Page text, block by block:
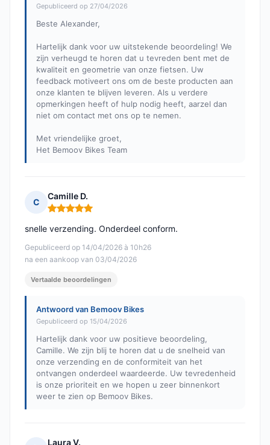
Gepubliceerd op 27/04/2026
Beste Alexander,
Hartelijk dank voor uw uitstekende beoordeling! We
zijn verheugd te horen dat u tevreden bent met de
kwaliteit en geometrie van onze fietsen. Uw
feedback motiveert ons om de beste producten aan
onze klanten te blijven leveren. Als u verdere
opmerkingen heeft of hulp nodig heeft, aarzel dan
niet om contact met ons op te nemen.
Met vriendelijke groet,
Het Bemoov Bikes Team
C
Camille D.
Opmerking: 5 van 5
Gepubliceerd op 14/04/2026 à 10h26
na een aankoop van 03/04/2026
snelle verzending. Onderdeel conform.
Vertaalde beoordelingen
Antwoord van Bemoov Bikes
Gepubliceerd op 15/04/2026
Hartelijk dank voor uw positieve beoordeling,
Camille. We zijn blij te horen dat u de snelheid van
onze verzending en de conformiteit van het
ontvangen onderdeel waardeerde. Uw tevredenheid
is onze prioriteit en we hopen u zeer binnenkort
weer te zien op Bemoov Bikes.
Laura V.